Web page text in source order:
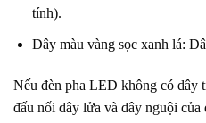
tính).
Dây màu vàng sọc xanh lá:
Nếu đèn pha LED không có dây
đấu nối dây lửa và dây nguội